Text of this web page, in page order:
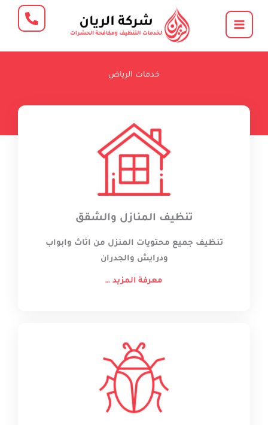
المحتوى
خدمات الرياض
تنظيف المنازل والشقق
تنظيف جميع محتويات المنزل من اثاث وابواب
ودرايش والجدران
معرفة المزيد …